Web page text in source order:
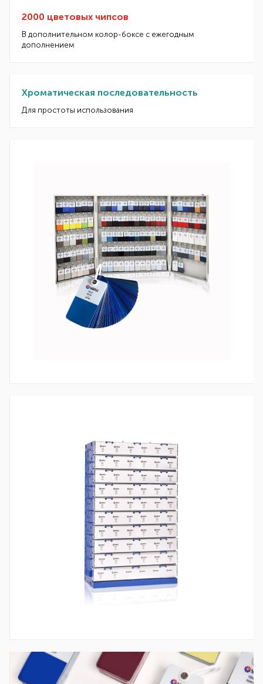
2000 цветовых чипсов
В дополнительном колор-боксе с ежегодным
дополнением
Хроматическая последовательность
Для простоты использования